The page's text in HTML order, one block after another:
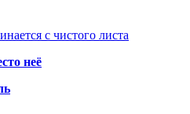
с чистого листа
неё